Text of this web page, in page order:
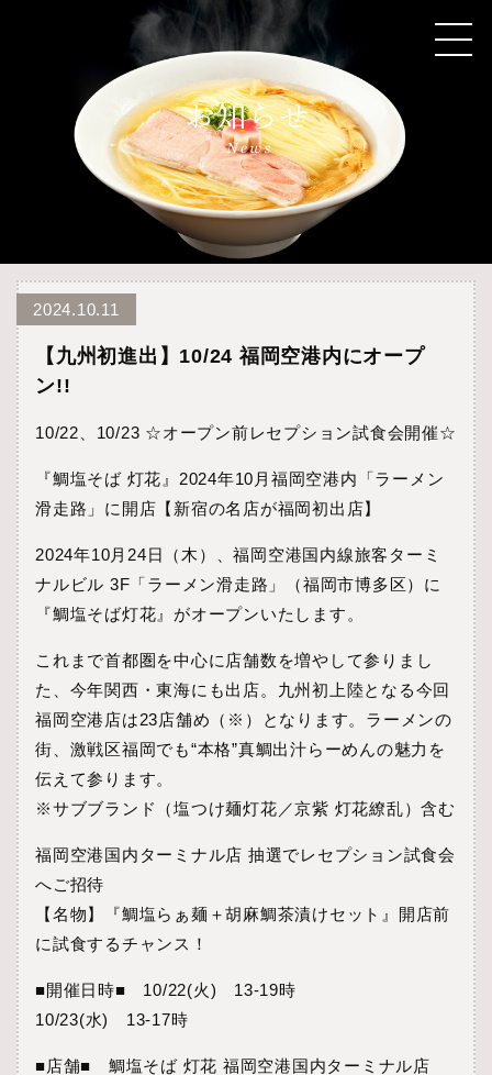
2024.10.11
【九州初進出】10/24 福岡空港内にオープ
ン!!
10/22、10/23 ☆オープン前レセプション試食会開催☆
『鯛塩そば 灯花』2024年10月福岡空港内「ラーメン
滑走路」に開店【新宿の名店が福岡初出店】
2024年10月24日（木）、福岡空港国内線旅客ターミ
ナルビル 3F「ラーメン滑走路」（福岡市博多区）に
『鯛塩そば灯花』がオープンいたします。
これまで首都圏を中心に店舗数を増やして参りまし
た、今年関西・東海にも出店。九州初上陸となる今回
福岡空港店は23店舗め（※）となります。ラーメンの
街、激戦区福岡でも“本格”真鯛出汁らーめんの魅力を
伝えて参ります。
※サブブランド（塩つけ麺灯花／京紫 灯花繚乱）含む
福岡空港国内ターミナル店 抽選でレセプション試食会
へご招待
【名物】『鯛塩らぁ麺＋胡麻鯛茶漬けセット』開店前
に試食するチャンス！
■開催日時■ 10/22(火) 13-19時
10/23(水) 13-17時
■店舗■ 鯛塩そば 灯花 福岡空港国内ターミナル店